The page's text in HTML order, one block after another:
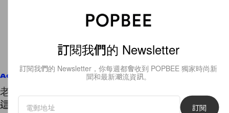
Accessories
老套就是時尚：翻出學生時代的白襪，跟著 It Girls
這樣配搭！
訂閱我們的 Newsletter
訂閱我們的 Newsletter，你每週都會收到 POPBEE 獨家時尚新
聞和最新潮流資訊。
訂閱